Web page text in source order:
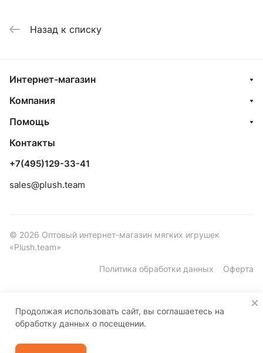
Назад к списку
Интернет-магазин
Компания
Помощь
Контакты
+7(495)129-33-41
sales@plush.team
© 2026 Оптовый интернет-магазин мягких игрушек
«Plush.team»
Политика обработки данных Оферта
Продолжая использовать сайт, вы соглашаетесь на
обработку данных о посещении.